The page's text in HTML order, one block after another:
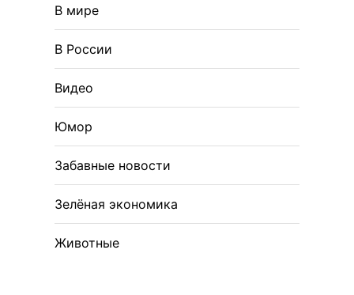
В мире
В России
Видео
Юмор
Забавные новости
Зелёная экономика
Животные